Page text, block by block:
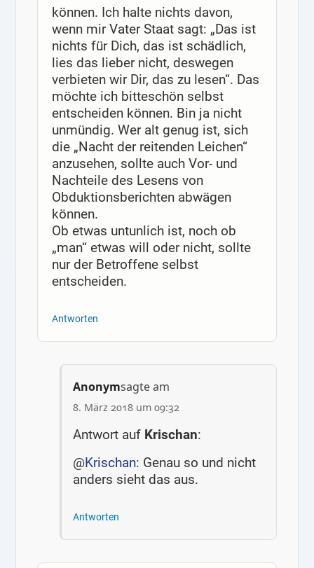
können. Ich halte nichts davon,
wenn mir Vater Staat sagt: „Das ist
nichts für Dich, das ist schädlich,
lies das lieber nicht, deswegen
verbieten wir Dir, das zu lesen“. Das
möchte ich bitteschön selbst
entscheiden können. Bin ja nicht
unmündig. Wer alt genug ist, sich
die „Nacht der reitenden Leichen“
anzusehen, sollte auch Vor- und
Nachteile des Lesens von
Obduktionsberichten abwägen
können.
Ob etwas untunlich ist, noch ob
„man“ etwas will oder nicht, sollte
nur der Betroffene selbst
entscheiden.
Antworten
Anonymsagte am
8. März 2018 um 09:32
Antwort auf Krischan:
@Krischan: Genau so und nicht
anders sieht das aus.
Antworten